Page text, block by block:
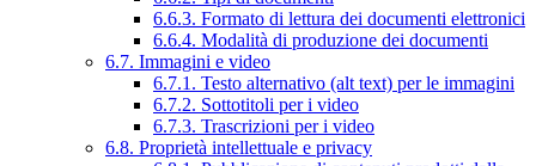
6.6.3. Formato di lettura dei documenti elettronici
6.6.4. Modalità di produzione dei documenti
6.7. Immagini e video
6.7.1. Testo alternativo (alt text) per le immagini
6.7.2. Sottotitoli per i video
6.7.3. Trascrizioni per i video
6.8. Proprietà intellettuale e privacy